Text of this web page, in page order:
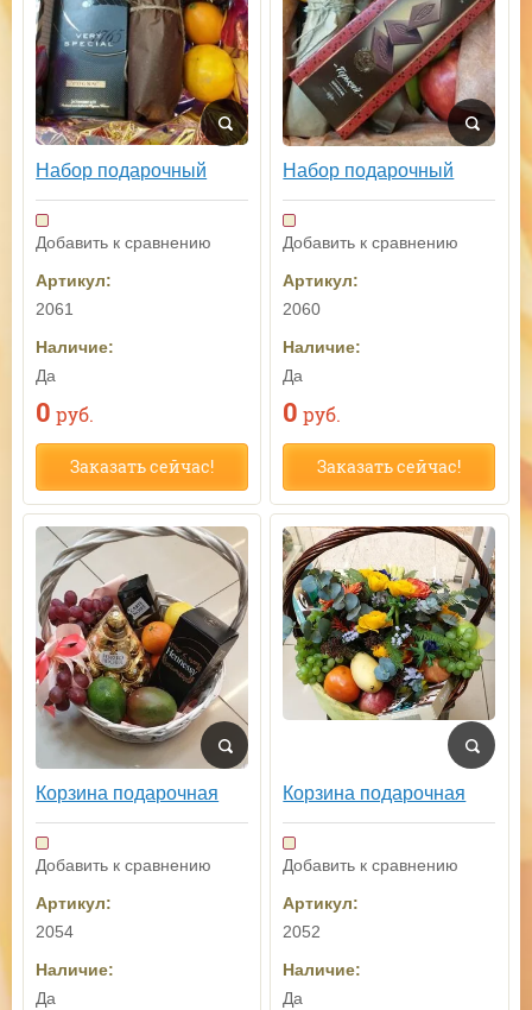
Набор подарочный
Добавить к сравнению
Артикул:
2061
Наличие:
Да
0 руб.
Заказать сейчас!
Набор подарочный
Добавить к сравнению
Артикул:
2060
Наличие:
Да
0 руб.
Заказать сейчас!
Корзина подарочная
Добавить к сравнению
Артикул:
2054
Наличие:
Да
Корзина подарочная
Добавить к сравнению
Артикул:
2052
Наличие:
Да